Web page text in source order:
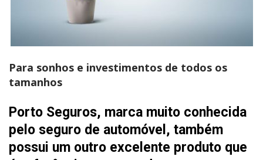
Para sonhos e investimentos de todos os
tamanhos
Porto Seguros, marca muito conhecida
pelo seguro de automóvel, também
possui um outro excelente produto que